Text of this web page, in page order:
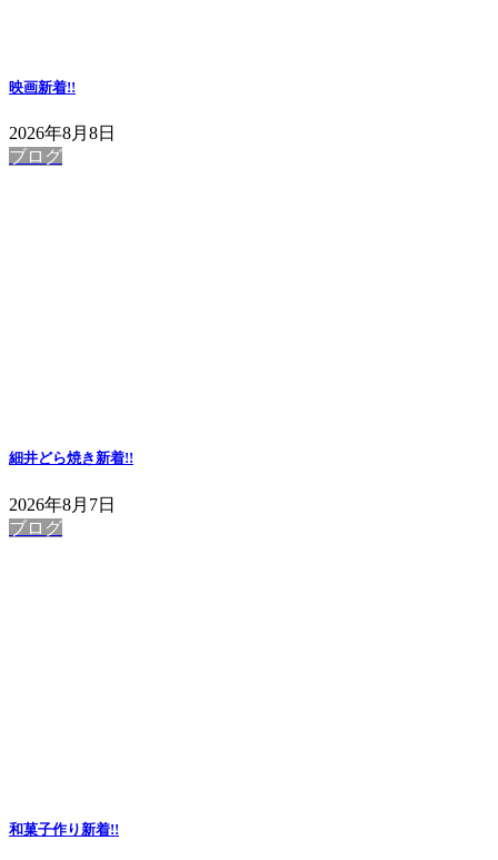
映画新着!!
2026年8月8日
ブログ
細井どら焼き新着!!
2026年8月7日
ブログ
和菓子作り新着!!